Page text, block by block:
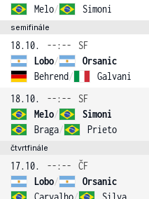
Melo/ Simoni
semifinále
18.10. --:--
SF
Lobo/
Orsanic
Behrend/ Galvani
18.10.
--:--
SF
Melo/
Simoni
Braga/ Prieto
čtvrtfinále
17.10. --:--
ČF
Lobo/
Orsanic
Carvalho/ Silva